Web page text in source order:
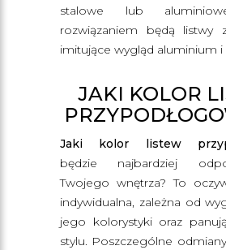
stalowe lub
rozwiązaniem będą listwy
imitujące wygląd aluminium i
JAKI KOLOR
Jaki kolor listew
będzie najbardziej
Twojego wnętrza? To
indywidualna, zależna od
jego kolorystyki oraz
stylu. Poszczególne